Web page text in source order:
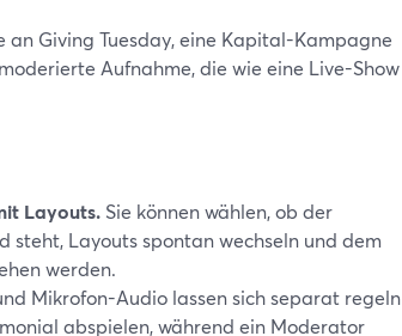
Giving Tuesday, eine Kapital-Kampagne
Aufnahme, die wie eine Live-Show
Layouts. Sie können wählen, ob der
steht, Layouts spontan wechseln und dem
werden.
Mikrofon-Audio lassen sich separat regeln
abspielen, während ein Moderator